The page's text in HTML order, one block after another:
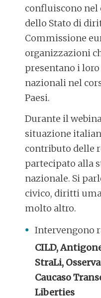
confluiscono
dello Stato di
Commissione
organizzazioni
presentano i
nazionali nel
Paesi.
Durante il
situazione
contributo delle
partecipato alla
nazionale. Si
civico, diritti
molto altro.
Intervengono
CILD,
StraLi,
Caucaso
Liberties